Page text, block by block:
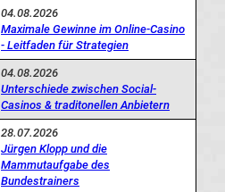
04.08.2026
Maximale Gewinne im Online-Casino
- Leitfaden für Strategien
04.08.2026
Unterschiede zwischen Social-
Casinos & traditonellen Anbietern
28.07.2026
Jürgen Klopp und die
Mammutaufgabe des
Bundestrainers